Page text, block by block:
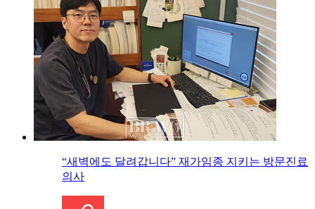
“새벽에도 달려갑니다” 재가임종 지키는 방문진료
의사